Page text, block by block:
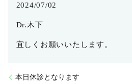
2024/07/02
Dr.木下
宜しくお願いいたします。
本日休診となります